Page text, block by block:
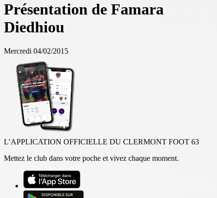
Présentation de Famara
Diedhiou
Mercredi 04/02/2015
L’APPLICATION OFFICIELLE DU CLERMONT FOOT 63
Mettez le club dans votre poche et vivez chaque moment.